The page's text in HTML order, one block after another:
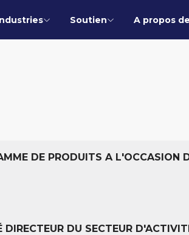
Soutien A propos de
DE PRODUITS A L'OCCASION
DU SECTEUR